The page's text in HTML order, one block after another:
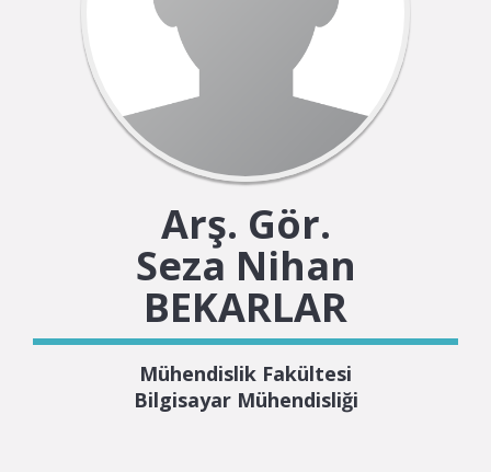
Arş. Gör.
Seza Nihan
BEKARLAR
Mühendislik Fakültesi
Bilgisayar Mühendisliği